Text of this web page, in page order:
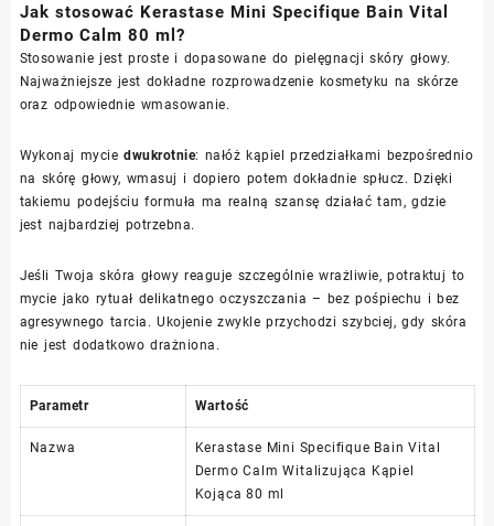
Jak stosować Kerastase Mini Specifique Bain Vital
Dermo Calm 80 ml?
Stosowanie jest proste i dopasowane do pielęgnacji skóry głowy.
Najważniejsze jest dokładne rozprowadzenie kosmetyku na skórze
oraz odpowiednie wmasowanie.
Wykonaj myciedwukrotnie: nałóż kąpiel przedziałkami bezpośrednio
na skórę głowy, wmasuj i dopiero potem dokładnie spłucz. Dzięki
takiemu podejściu formuła ma realną szansę działać tam, gdzie
jest najbardziej potrzebna.
Jeśli Twoja skóra głowy reaguje szczególnie wrażliwie, potraktuj to
mycie jako rytuał delikatnego oczyszczania – bez pośpiechu i bez
agresywnego tarcia. Ukojenie zwykle przychodzi szybciej, gdy skóra
nie jest dodatkowo drażniona.
Parametr Wartość
Nazwa
Kerastase Mini Specifique Bain Vital
Dermo Calm Witalizująca Kąpiel
Kojąca 80 ml